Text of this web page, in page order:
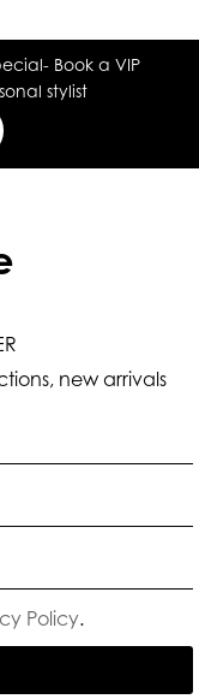
Book a VIP
stylist
new arrivals
Policy.